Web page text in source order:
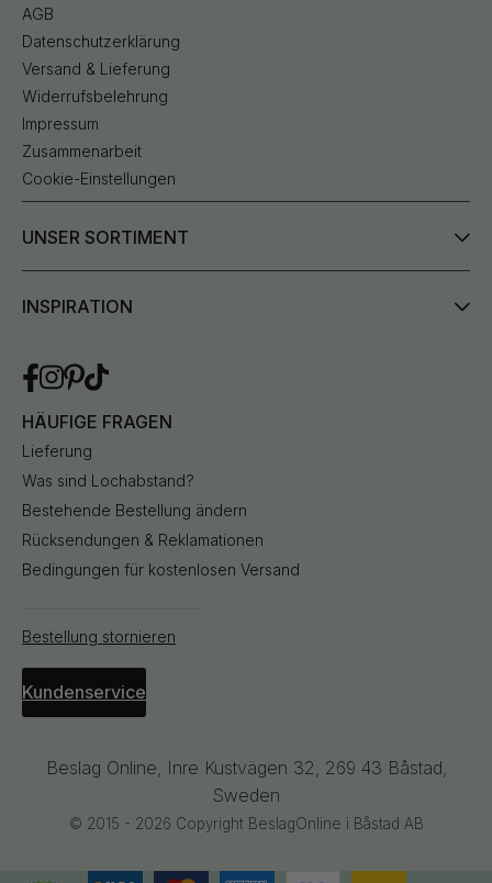
AGB
Datenschutzerklärung
Versand & Lieferung
Widerrufsbelehrung
Impressum
Zusammenarbeit
Cookie-Einstellungen
UNSER SORTIMENT
INSPIRATION
HÄUFIGE FRAGEN
Lieferung
Was sind Lochabstand?
Bestehende Bestellung ändern
Rücksendungen & Reklamationen
Bedingungen für kostenlosen Versand
Bestellung stornieren
Kundenservice
Beslag Online, Inre Kustvägen 32, 269 43 Båstad,
Sweden
© 2015 - 2026 Copyright BeslagOnline i Båstad AB